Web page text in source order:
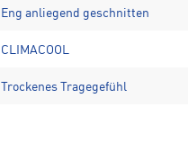
Eng anliegend geschnitten
CLIMACOOL
Trockenes Tragegefühl